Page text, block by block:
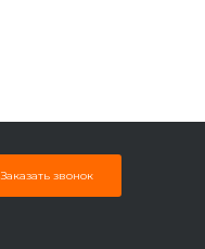
Заказать звонок